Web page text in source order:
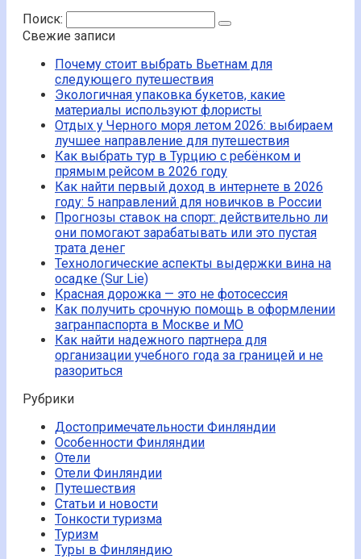
Поиск:
Свежие записи
Почему стоит выбрать Вьетнам для
следующего путешествия
Экологичная упаковка букетов, какие
материалы используют флористы
Отдых у Черного моря летом 2026: выбираем
лучшее направление для путешествия
Как выбрать тур в Турцию с ребёнком и
прямым рейсом в 2026 году
Как найти первый доход в интернете в 2026
году: 5 направлений для новичков в России
Прогнозы ставок на спорт: действительно ли
они помогают зарабатывать или это пустая
трата денег
Технологические аспекты выдержки вина на
осадке (Sur Lie)
Красная дорожка — это не фотосессия
Как получить срочную помощь в оформлении
загранпаспорта в Москве и МО
Как найти надежного партнера для
организации учебного года за границей и не
разориться
Рубрики
Достопримечательности Финляндии
Особенности Финляндии
Отели
Отели Финляндии
Путешествия
Статьи и новости
Тонкости туризма
Туризм
Туры в Финляндию